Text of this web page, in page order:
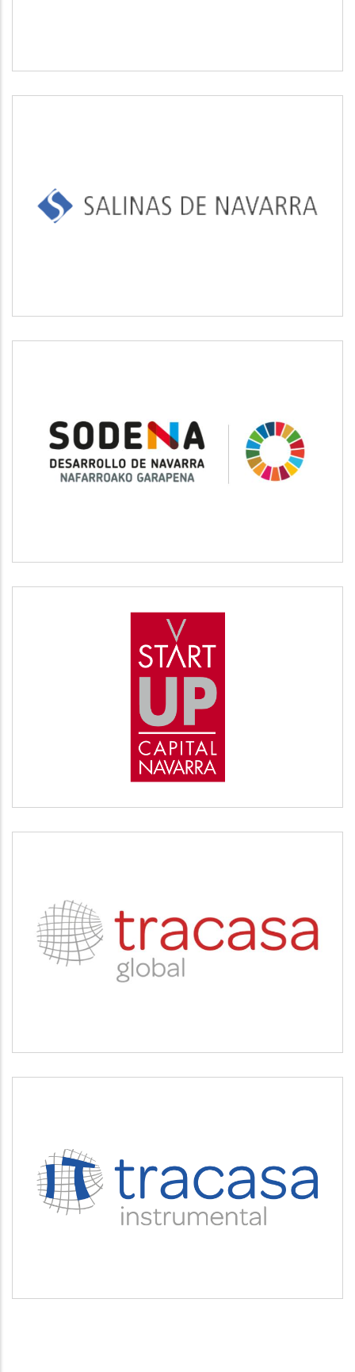
SALINAS DE NAVARRA
SODENA
Desarrollo empresarial
START UP
Desarrollo empresarial
TRACASA
Servicios tecnológicos y modernización
TRACASA INSTRUMENTAL
Servicios tecnológicos y modernización